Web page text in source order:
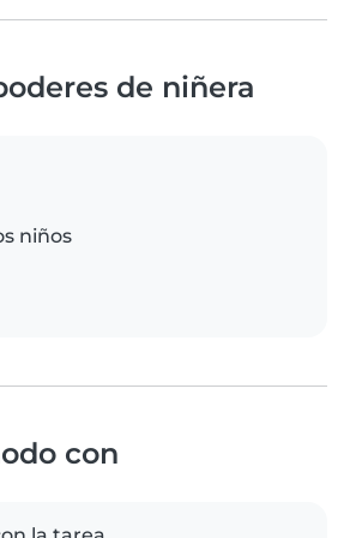
de niñera
niños
con